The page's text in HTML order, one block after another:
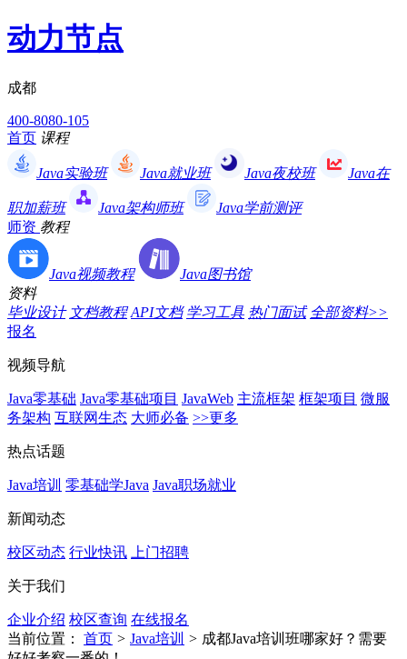
动力节点
成都
400-8080-105
首页 课程
Java实验班 Java就业班 Java夜校班 Java在
职加薪班 Java架构师班
Java学前测评
师资 教程
Java视频教程
Java图书馆
资料
毕业设计 文档教程 API文档 学习工具 热门面试 全部资料>>
报名
视频导航
Java零基础 Java零基础项目 JavaWeb 主流框架 框架项目 微服
务架构 互联网生态 大师必备 >>更多
热点话题
Java培训 零基础学Java Java职场就业
新闻动态
校区动态 行业快讯 上门招聘
关于我们
企业介绍 校区查询 在线报名
当前位置：
首页 > Java培训 > 成都Java培训班哪家好？需要